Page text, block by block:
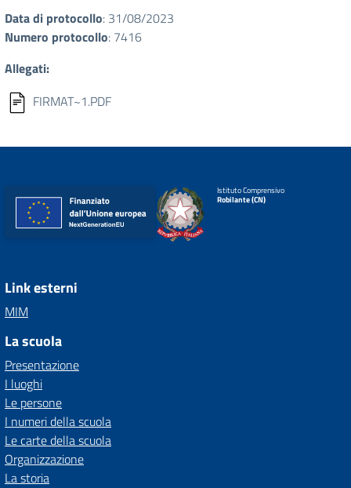
Data di protocollo: 31/08/2023
Numero protocollo: 7416
Allegati:
FIRMAT~1.PDF
Istituto Comprensivo
Robilante (CN)
Link esterni
MIM
La scuola
Presentazione
I luoghi
Le persone
I numeri della scuola
Le carte della scuola
Organizzazione
La storia